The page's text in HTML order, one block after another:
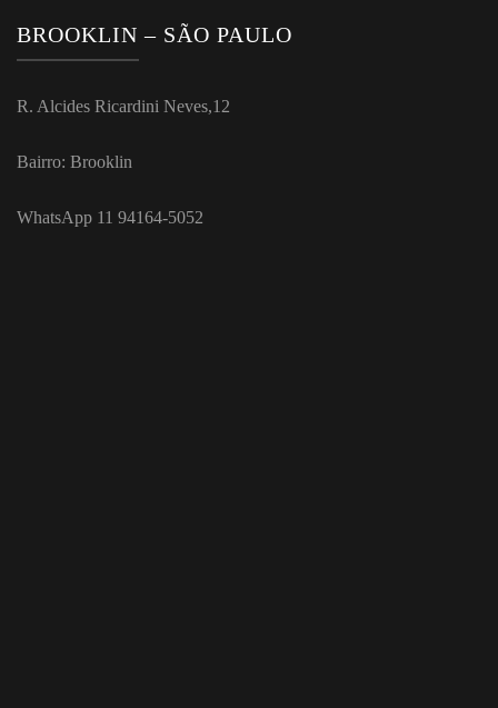
BROOKLIN – SÃO PAULO
R. Alcides Ricardini Neves,12
Bairro: Brooklin
WhatsApp 11 94164-5052